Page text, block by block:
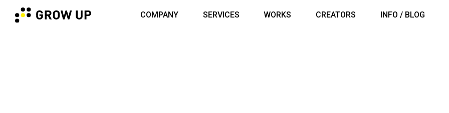
COMPANY SERVICES WORKS CREATORS INFO / BLOG